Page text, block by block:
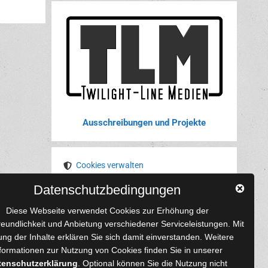
Ausschreibungen und Projekte
Cookies verwalten
YouTube
Tumblr
Pinterest
Instagram
X RSS-Feed
Autoren Content-Design
Datenschutzbedingungen
Diese Webseite verwendet Cookies zur Erhöhung der
und Anbietung verschiedener Serviceleistungen. Mit
der Inhalte erklären Sie sich damit einverstanden. Weitere
zur Nutzung von Cookies finden Sie in unserer
. Optional können Sie die Nutzung nicht